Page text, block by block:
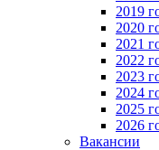
2019
2020
2021
2022
2023
2024
2025
2026
Вакансии